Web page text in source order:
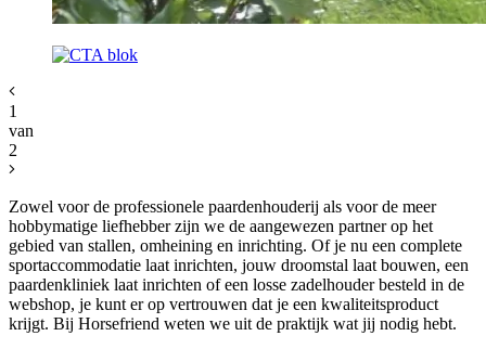
1
van
2
Zowel voor de professionele paardenhouderij als voor de meer
hobbymatige liefhebber zijn we de aangewezen partner op het
gebied van stallen, omheining en inrichting. Of je nu een complete
sportaccommodatie laat inrichten, jouw droomstal laat bouwen, een
paardenkliniek laat inrichten of een losse zadelhouder besteld in de
webshop, je kunt er op vertrouwen dat je een kwaliteitsproduct
krijgt. Bij Horsefriend weten we uit de praktijk wat jij nodig hebt.